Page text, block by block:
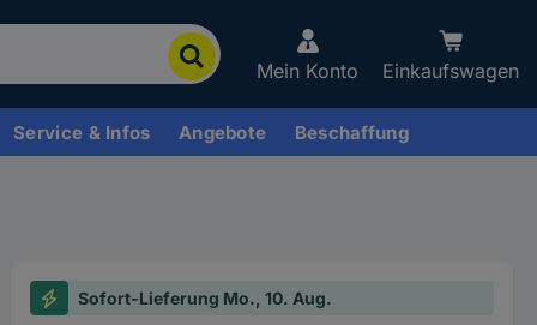
Mein Konto Einkaufswagen
Service & Infos Angebote Beschaffung
Sofort-Lieferung Mo., 10. Aug.